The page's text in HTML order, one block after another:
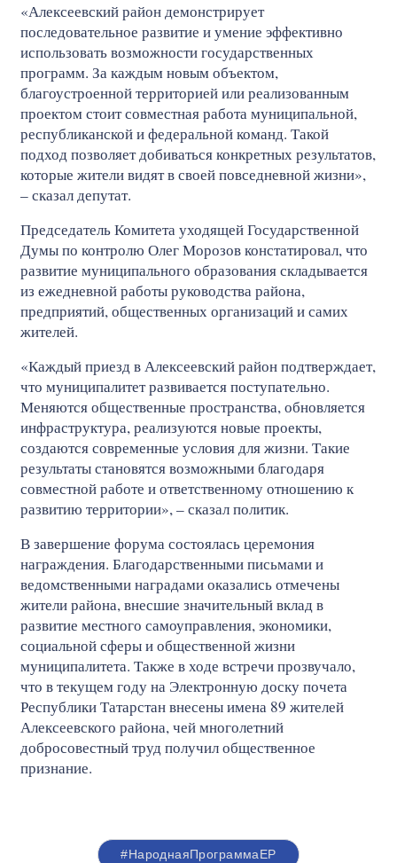
«Алексеевский район демонстрирует
последовательное развитие и умение эффективно
использовать возможности государственных
программ. За каждым новым объектом,
благоустроенной территорией или реализованным
проектом стоит совместная работа муниципальной,
республиканской и федеральной команд. Такой
подход позволяет добиваться конкретных результатов,
которые жители видят в своей повседневной жизни»,
– сказал депутат.
Председатель Комитета уходящей Государственной
Думы по контролю Олег Морозов констатировал, что
развитие муниципального образования складывается
из ежедневной работы руководства района,
предприятий, общественных организаций и самих
жителей.
«Каждый приезд в Алексеевский район подтверждает,
что муниципалитет развивается поступательно.
Меняются общественные пространства, обновляется
инфраструктура, реализуются новые проекты,
создаются современные условия для жизни. Такие
результаты становятся возможными благодаря
совместной работе и ответственному отношению к
развитию территории», – сказал политик.
В завершение форума состоялась церемония
награждения. Благодарственными письмами и
ведомственными наградами оказались отмечены
жители района, внесшие значительный вклад в
развитие местного самоуправления, экономики,
социальной сферы и общественной жизни
муниципалитета. Также в ходе встречи прозвучало,
что в текущем году на Электронную доску почета
Республики Татарстан внесены имена 89 жителей
Алексеевского района, чей многолетний
добросовестный труд получил общественное
признание.
#НароднаяПрограммаЕР